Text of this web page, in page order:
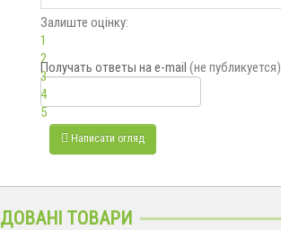
Залиште оцінку:
1
2
3
4
5
Получать ответы на e-mail (не публикуется)
Написати огляд
ТОВАРИ